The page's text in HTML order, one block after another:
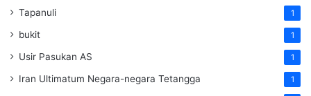
Tapanuli 1
bukit 1
Usir Pasukan AS 1
Iran Ultimatum Negara-negara Tetangga 1